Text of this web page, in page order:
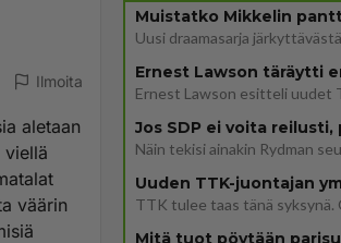
Ilmoita
aletaan
viellä
väärin